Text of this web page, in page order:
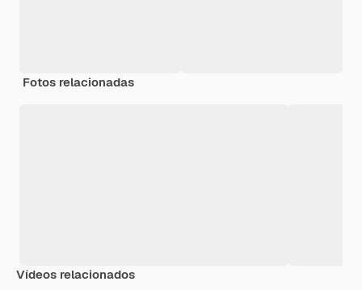
Fotos relacionadas
Vídeos relacionados